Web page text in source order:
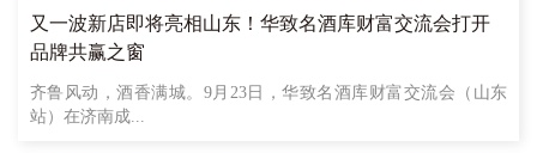
又一波新店即将亮相山东！华致名酒库财富交流会打开
品牌共赢之窗
齐鲁风动，酒香满城。9月23日，华致名酒库财富交流会（山东
站）在济南成...